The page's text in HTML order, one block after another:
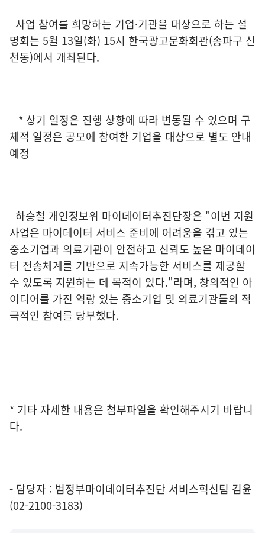
사업 참여를 희망하는 기업·기관을 대상으로 하는 설
명회는 5월 13일(화) 15시 한국광고문화회관(송파구 신
천동)에서 개최된다.
* 상기 일정은 진행 상황에 따라 변동될 수 있으며 구
체적 일정은 공모에 참여한 기업을 대상으로 별도 안내
예정
하승철 개인정보위 마이데이터추진단장은 "이번 지원
사업은 마이데이터 서비스 준비에 어려움을 겪고 있는
중소기업과 의료기관이 안전하고 신뢰도 높은 마이데이
터 전송체계를 기반으로 지속가능한 서비스를 제공할
수 있도록 지원하는 데 목적이 있다."라며, 창의적인 아
이디어를 가진 역량 있는 중소기업 및 의료기관들의 적
극적인 참여를 당부했다.
* 기타 자세한 내용은 첨부파일을 확인해주시기 바랍니
다.
- 담당자 : 범정부마이데이터추진단 서비스혁신팀 김윤
(02-2100-3183)